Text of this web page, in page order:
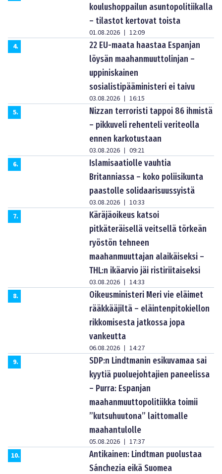
koulushoppailun asuntopolitiikalla
– tilastot kertovat toista
01.08.2026 | 12:09
4.
22 EU-maata haastaa Espanjan
löysän maahanmuuttolinjan –
uppiniskainen
sosialistipääministeri ei taivu
03.08.2026 | 16:15
5.
Nizzan terroristi tappoi 86 ihmistä
– pikkuveli rehenteli veriteolla
ennen karkotustaan
03.08.2026 | 09:21
6.
Islamisaatiolle vauhtia
Britanniassa – koko poliisikunta
paastolle solidaarisuussyistä
03.08.2026 | 10:33
7.
Käräjäoikeus katsoi
pitkäteräisellä veitsellä törkeän
ryöstön tehneen
maahanmuuttajan alaikäiseksi –
THL:n ikäarvio jäi ristiriitaiseksi
03.08.2026 | 14:33
8.
Oikeusministeri Meri vie eläimet
rääkkääjiltä – eläintenpitokiellon
rikkomisesta jatkossa jopa
vankeutta
06.08.2026 | 14:27
9.
SDP:n Lindtmanin esikuvamaa sai
kyytiä puoluejohtajien paneelissa
– Purra: Espanjan
maahanmuuttopolitiikka toimii
”kutsuhuutona” laittomalle
maahantulolle
05.08.2026 | 17:37
10.
Antikainen: Lindtman puolustaa
Sánchezia eikä Suomea